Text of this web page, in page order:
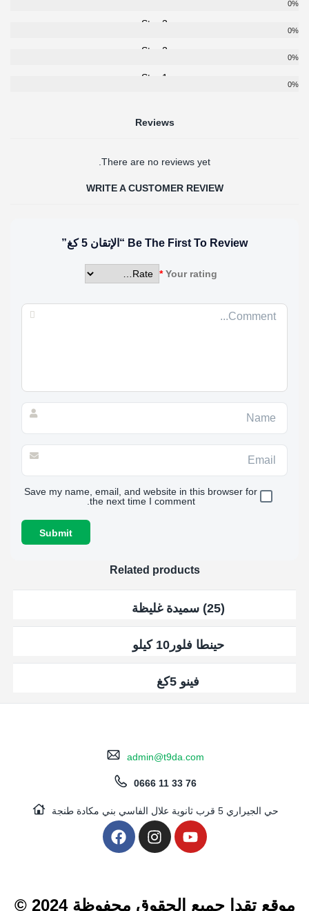
0%
3 Star
0%
2 Star
0%
1 Star
0%
Reviews
There are no reviews yet.
WRITE A CUSTOMER REVIEW
Be The First To Review “الإتقان 5 كغ”
Your rating
*
Save my name, email, and website in this browser for
the next time I comment.
Related products
(25) سميدة غليظة
حينطا فلور10 كيلو
فينو 5كغ
admin@t9da.com
0666 11 33 76
حي الجيراري 5 قرب ثانوية علال الفاسي بني مكادة طنجة
© 2024 موقع تقدا جميع الحقوق محفوظة